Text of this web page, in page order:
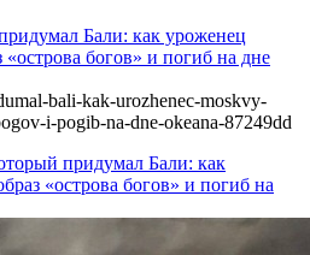
Бали: как уроженец
богов» и погиб на дне
bali-kak-urozhenec-moskvy-
i-pogib-na-dne-okeana-87249dd
придумал Бали: как
«острова богов» и погиб на